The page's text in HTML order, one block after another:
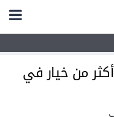
من خيار في